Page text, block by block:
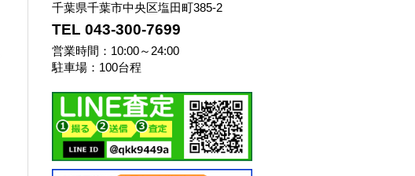
千葉県千葉市中央区塩田町385-2
TEL 043-300-7699
営業時間：10:00～24:00
駐車場：100台程